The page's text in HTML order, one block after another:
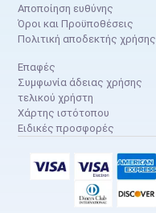
Αποποίηση ευθύνης
Όροι και Προϋποθέσεις
Πολιτική αποδεκτής χρήσης
Επαφές
Συμφωνία άδειας χρήσης
τελικού χρήστη
Χάρτης ιστότοπου
Ειδικές προσφορές